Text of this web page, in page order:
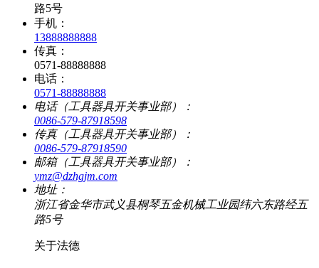
路5号
手机：
13888888888
传真：
0571-88888888
电话：
0571-88888888
电话（工具器具开关事业部）：
0086-579-87918598
传真（工具器具开关事业部）：
0086-579-87918590
邮箱（工具器具开关事业部）：
ymz@dzhgjm.com
地址：
浙江省金华市武义县桐琴五金机械工业园纬六东路经五
路5号
关于法德